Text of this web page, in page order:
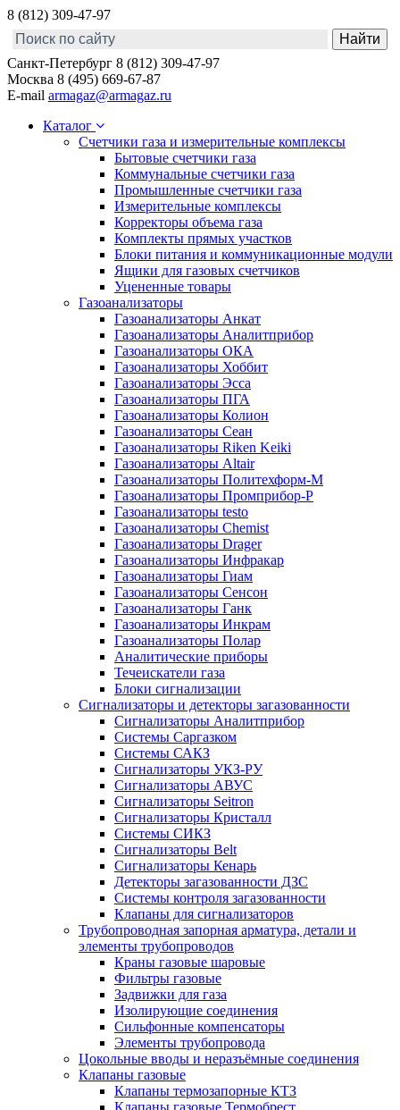
8 (812) 309-47-97
Санкт-Петербург 8 (812) 309-47-97
Москва 8 (495) 669-67-87
E-mail armagaz@armagaz.ru
Каталог
Счетчики газа и измерительные комплексы
Бытовые счетчики газа
Коммунальные счетчики газа
Промышленные счетчики газа
Измерительные комплексы
Корректоры объема газа
Комплекты прямых участков
Блоки питания и коммуникационные модули
Ящики для газовых счетчиков
Уцененные товары
Газоанализаторы
Газоанализаторы Анкат
Газоанализаторы Аналитприбор
Газоанализаторы ОКА
Газоанализаторы Хоббит
Газоанализаторы Эсса
Газоанализаторы ПГА
Газоанализаторы Колион
Газоанализаторы Сеан
Газоанализаторы Riken Keiki
Газоанализаторы Altair
Газоанализаторы Политехформ-М
Газоанализаторы Промприбор-Р
Газоанализаторы testo
Газоанализаторы Chemist
Газоанализаторы Drager
Газоанализаторы Инфракар
Газоанализаторы Гиам
Газоанализаторы Сенсон
Газоанализаторы Ганк
Газоанализаторы Инкрам
Газоанализаторы Полар
Аналитические приборы
Течеискатели газа
Блоки сигнализации
Сигнализаторы и детекторы загазованности
Сигнализаторы Аналитприбор
Системы Саргазком
Системы САКЗ
Сигнализаторы УКЗ-РУ
Сигнализаторы АВУС
Сигнализаторы Seitron
Сигнализаторы Кристалл
Системы СИКЗ
Сигнализаторы Belt
Сигнализаторы Кенарь
Детекторы загазованности ДЗС
Системы контроля загазованности
Клапаны для сигнализаторов
Трубопроводная запорная арматура, детали и
элементы трубопроводов
Краны газовые шаровые
Фильтры газовые
Задвижки для газа
Изолирующие соединения
Сильфонные компенсаторы
Элементы трубопровода
Цокольные вводы и неразъёмные соединения
Клапаны газовые
Клапаны термозапорные КТЗ
Клапаны газовые Термобрест